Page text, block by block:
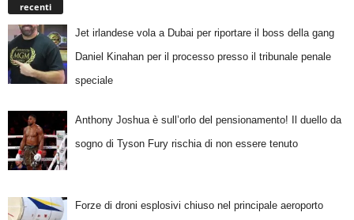
recenti
Jet irlandese vola a Dubai per riportare il boss della gang
Daniel Kinahan per il processo presso il tribunale penale
speciale
Anthony Joshua è sull’orlo del pensionamento! Il duello da
sogno di Tyson Fury rischia di non essere tenuto
Forze di droni esplosivi chiuso nel principale aeroporto